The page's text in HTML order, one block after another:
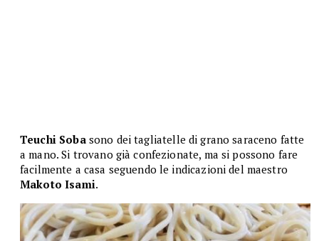
Teuchi Sobasono dei tagliatelle di grano saraceno fatte
a mano. Si trovano già confezionate, ma si possono fare
facilmente a casa seguendo le indicazioni del maestro
Makoto Isami.